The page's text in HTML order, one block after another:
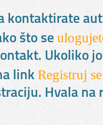
kontaktirate
što se
Ukoliko
linkRegistruj se
Hvala na